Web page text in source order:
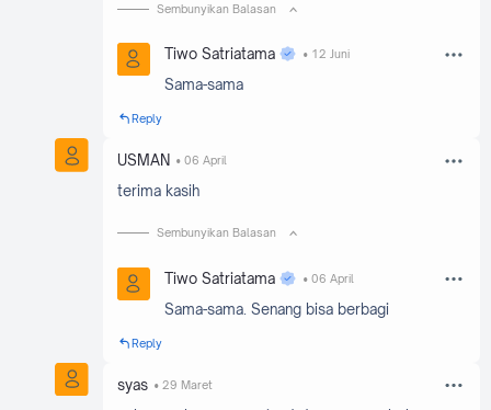
Sembunyikan Balasan
Tiwo Satriatama 12 Juni
Sama-sama
Reply
USMAN 06 April
terima kasih
Sembunyikan Balasan
Tiwo Satriatama 06 April
Sama-sama. Senang bisa berbagi
Reply
syas 29 Maret